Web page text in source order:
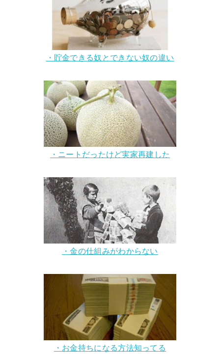
・貯金できる奴とできない奴の違い
・ニートだったけど実家再建した
・金の仕組みがわからない
・お金持ちになる方法知ってる